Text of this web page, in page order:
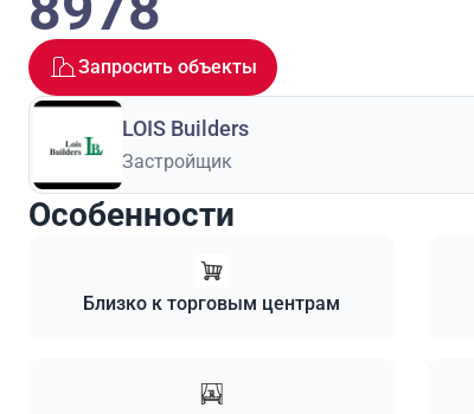
Запросить объекты
LOIS Builders
Застройщик
Особенности
Близко к торговым центрам